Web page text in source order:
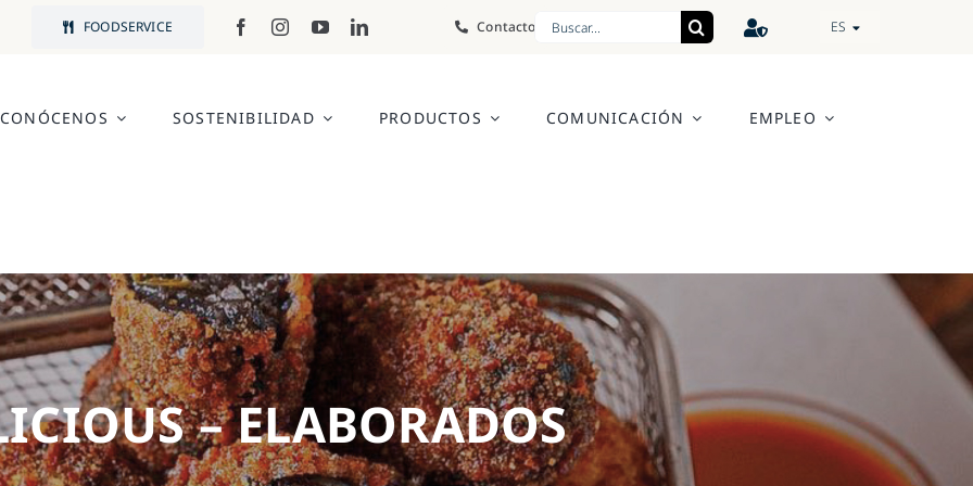
FOODSERVICE ContactoSearch
ES
CONÓCENOS SOSTENIBILIDAD PRODUCTOS COMUNICACIÓN EMPLEO
– ELABORADOS